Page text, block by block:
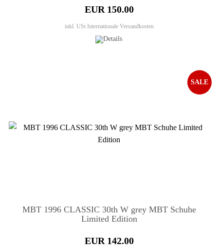
EUR 150.00
inkl. USt Internationale Versandkosten
MBT 1996 CLASSIC 30th W grey MBT Schuhe
Limited Edition
EUR 142.00
SALE